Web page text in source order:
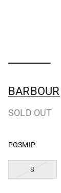
BARBOUR
SOLD OUT
РОЗМІР
8